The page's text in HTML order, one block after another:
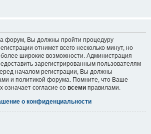
форум, Вы должны пройти процедуру
отнимет всего несколько минут, но
широкие возможности. Администрация
зарегистрированным пользователям
началом регистрации, Вы должны
и политикой форума. Помните, что Ваше
означает согласие со всеми правилами.
о конфиденциальности